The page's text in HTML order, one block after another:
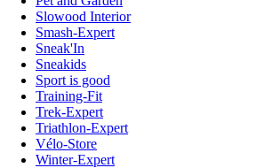
Slowood Interior
Smash-Expert
Sneak'In
Sneakids
Sport is good
Training-Fit
Trek-Expert
Triathlon-Expert
Vélo-Store
Winter-Expert